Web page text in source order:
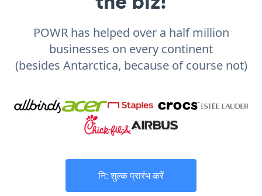
POWR has helped over a half million
businesses on every continent
(besides Antarctica, because of course not)
नि: शुल्क प्रारंभ करें